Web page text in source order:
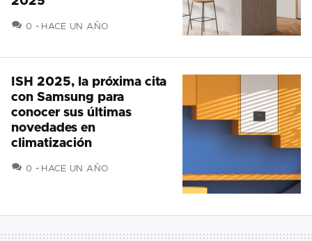
0 COMENTARIOS
HACE UN AÑO
ISH 2025, la próxima cita
con Samsung para
conocer sus últimas
novedades en
climatización
0 COMENTARIOS
HACE UN AÑO